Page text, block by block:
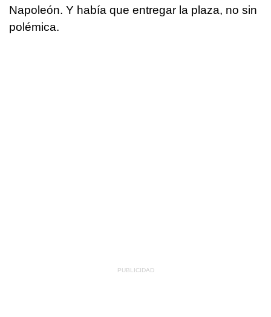
Napoleón. Y había que entregar la plaza, no sin
polémica.